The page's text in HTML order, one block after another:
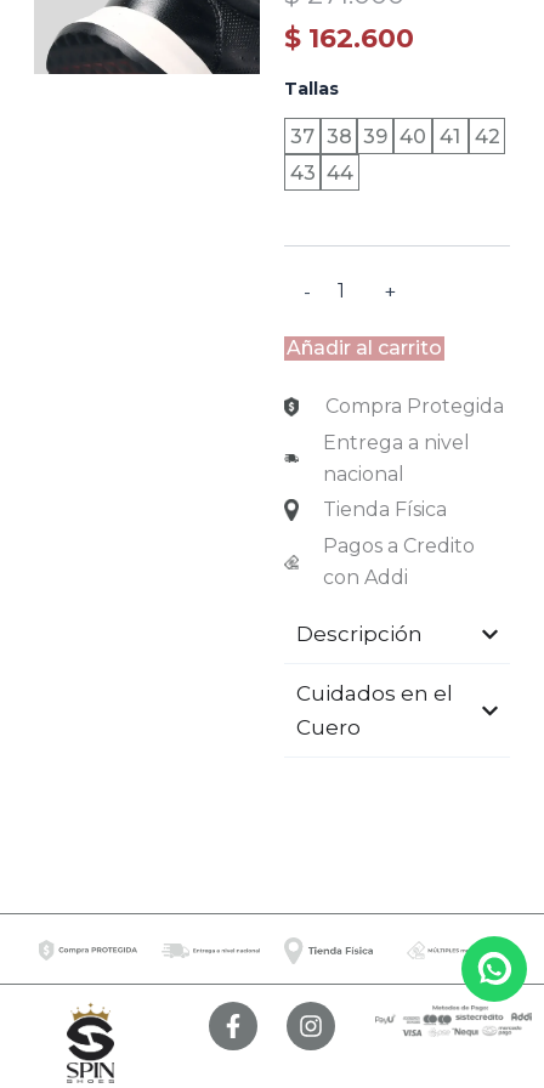
price
was:
$ 271.000.
$ 162.600
price
is:
$ 162.600.
Tallas
37 38 39 40 41
42
43 44
-
LYON
-
NEGRO
Y
BLANCO
+
Añadir al carrito
Compra Protegida
Entrega a nivel
nacional
Tienda Física
Pagos a Credito
con Addi
Descripción
Cuidados en el
Cuero
F
a
I
n